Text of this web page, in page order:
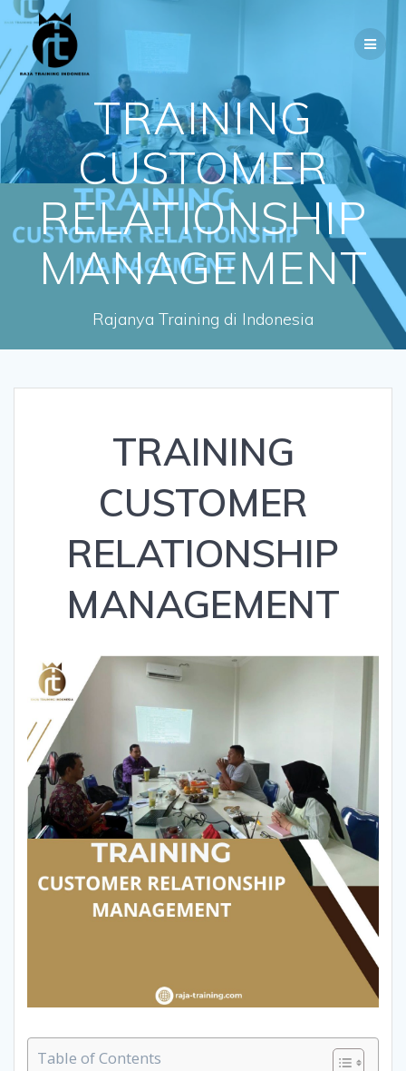
TRAINING
CUSTOMER
RELATIONSHIP
MANAGEMENT
Rajanya Training di Indonesia
TRAINING
CUSTOMER
RELATIONSHIP
MANAGEMENT
Table of Contents